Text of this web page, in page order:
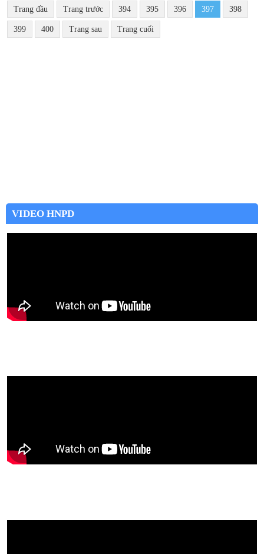
Trang đầu Trang trước 394 395 396 397 398
399 400 Trang sau Trang cuối
VIDEO HNPD